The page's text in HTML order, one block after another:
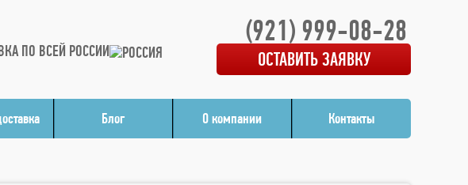
ПО ВСЕЙ РОССИИ
(921) 999-08-28
ОСТАВИТЬ ЗАЯВКУ
Блог О компании Контакты